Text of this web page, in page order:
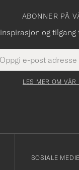
ABONNER PÅ
og
LES MER OM VÅR
SOSIALE